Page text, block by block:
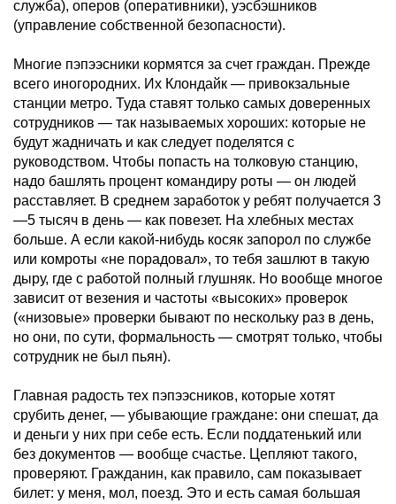
служба), оперов (оперативники), уэсбэшников
(управление собственной безопасности).
Многие пэпээсники кормятся за счет граждан. Прежде
всего иногородних. Их Клондайк — привокзальные
станции метро. Туда ставят только самых доверенных
сотрудников — так называемых хороших: которые не
будут жадничать и как следует поделятся с
руководством. Чтобы попасть на толковую станцию,
надо башлять процент командиру роты — он людей
расставляет. В среднем заработок у ребят получается 3
—5 тысяч в день — как повезет. На хлебных местах
больше. А если какой-нибудь косяк запорол по службе
или комроты «не порадовал», то тебя зашлют в такую
дыру, где с работой полный глушняк. Но вообще многое
зависит от везения и частоты «высоких» проверок
(«низовые» проверки бывают по нескольку раз в день,
но они, по сути, формальность — смотрят только, чтобы
сотрудник не был пьян).
Главная радость тех пэпээсников, которые хотят
срубить денег, — убывающие граждане: они спешат, да
и деньги у них при себе есть. Если поддатенький или
без документов — вообще счастье. Цепляют такого,
проверяют. Гражданин, как правило, сам показывает
билет: у меня, мол, поезд. Это и есть самая большая